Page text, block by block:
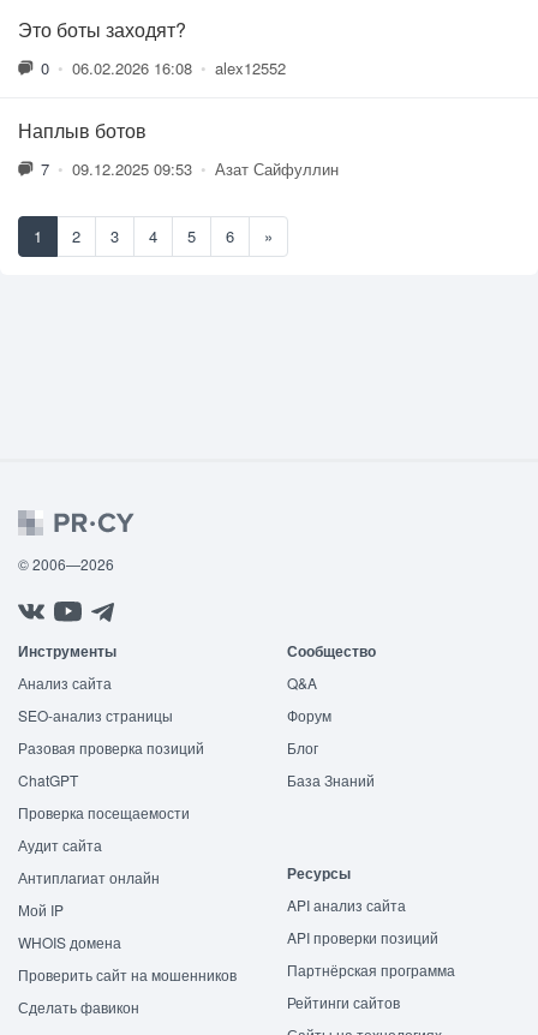
Это боты заходят?
0 • 06.02.2026 16:08 • alex12552
Наплыв ботов
7 • 09.12.2025 09:53 • Азат Сайфуллин
1 2 3 4 5 6 »
© 2006—2026
Инструменты
Анализ сайта
SEO-анализ страницы
Разовая проверка позиций
ChatGPT
Проверка посещаемости
Аудит сайта
Антиплагиат онлайн
Мой IP
WHOIS домена
Проверить сайт на мошенников
Сделать фавикон
Сообщество
Q&A
Форум
Блог
База Знаний
Ресурсы
API анализ сайта
API проверки позиций
Партнёрская программа
Рейтинги сайтов